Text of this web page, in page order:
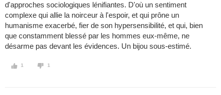
d'approches sociologiques lénifiantes. D'où un sentiment
complexe qui allie la noirceur à l'espoir, et qui prône un
humanisme exacerbé, fier de son hypersensibilité, et qui, bien
que constamment blessé par les hommes eux-même, ne
désarme pas devant les évidences. Un bijou sous-estimé.
1 1